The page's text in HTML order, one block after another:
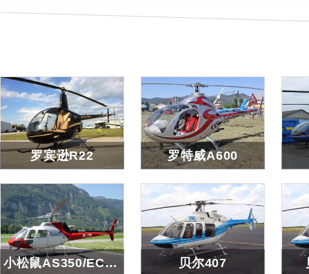
罗宾逊R22
罗宾逊R22
查看详细
罗特威A600
罗特威A600
查看详细
小松鼠AS350/EC130/AS355 贝尔407